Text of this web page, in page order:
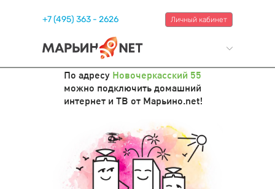
+7 (495) 363 - 2626 Личный кабинет
По адресу Новочеркасский 55
можно подключить домашний
интернет и ТВ от Марьино.net!